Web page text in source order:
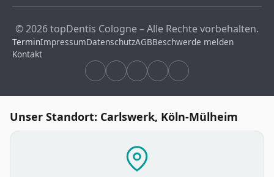
© 2026 topDentis Cologne – Alle Rechte vorbehalten.
TerminImpressumDatenschutzAGBBeschwerde melden
Kontakt
Unser Standort: Carlswerk, Köln-Mülheim